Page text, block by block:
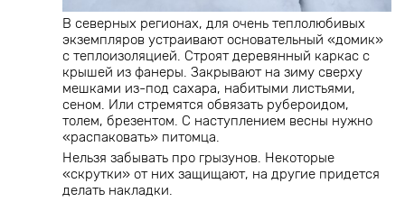
В северных регионах, для очень теплолюбивых
экземпляров устраивают основательный «домик»
с теплоизоляцией. Строят деревянный каркас с
крышей из фанеры. Закрывают на зиму сверху
мешками из-под сахара, набитыми листьями,
сеном. Или стремятся обвязать рубероидом,
толем, брезентом. С наступлением весны нужно
«распаковать» питомца.
Нельзя забывать про грызунов. Некоторые
«скрутки» от них защищают, на другие придется
делать накладки.